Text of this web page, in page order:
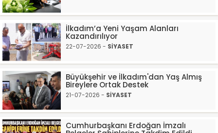
İlkadım’a Yeni Yaşam Alanları
Kazandırılıyor
22-07-2026 - SİYASET
Büyükşehir ve İlkadım'dan Yaş Almış
Bireylere Ortak Destek
21-07-2026 - SİYASET
Cumhurbaşkanı Erdoğan İmzalı